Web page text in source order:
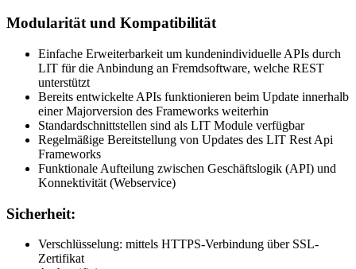
Modularität und Kompatibilität
Einfache Erweiterbarkeit um kundenindividuelle APIs durch
LIT für die Anbindung an Fremdsoftware, welche REST
unterstützt
Bereits entwickelte APIs funktionieren beim Update innerhalb
einer Majorversion des Frameworks weiterhin
Standardschnittstellen sind als LIT Module verfügbar
Regelmäßige Bereitstellung von Updates des LIT Rest Api
Frameworks
Funktionale Aufteilung zwischen Geschäftslogik (API) und
Konnektivität (Webservice)
Sicherheit:
Verschlüsselung: mittels HTTPS-Verbindung über SSL-
Zertifikat